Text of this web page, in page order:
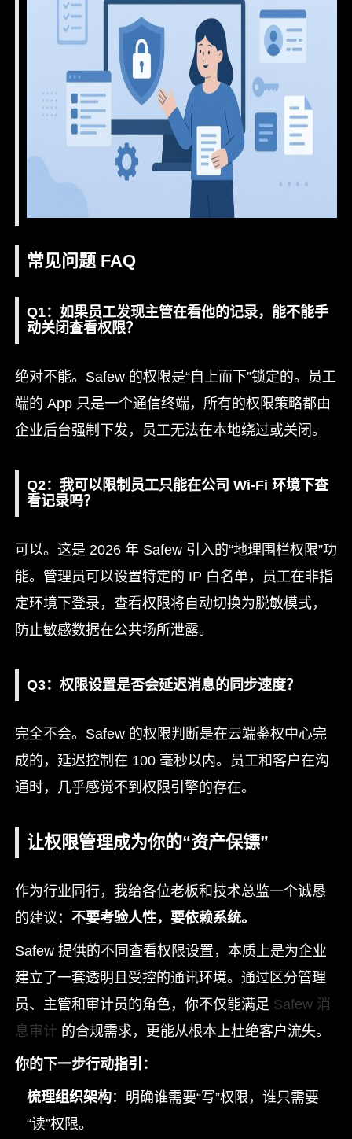
常见问题 FAQ
Q1：如果员工发现主管在看他的记录，能不能手
动关闭查看权限？
绝对不能。Safew 的权限是“自上而下”锁定的。员工
端的 App 只是一个通信终端，所有的权限策略都由
企业后台强制下发，员工无法在本地绕过或关闭。
Q2：我可以限制员工只能在公司 Wi-Fi 环境下查
看记录吗？
可以。这是 2026 年 Safew 引入的“地理围栏权限”功
能。管理员可以设置特定的 IP 白名单，员工在非指
定环境下登录，查看权限将自动切换为脱敏模式，
防止敏感数据在公共场所泄露。
Q3：权限设置是否会延迟消息的同步速度？
完全不会。Safew 的权限判断是在云端鉴权中心完
成的，延迟控制在 100 毫秒以内。员工和客户在沟
通时，几乎感觉不到权限引擎的存在。
让权限管理成为你的“资产保镖”
作为行业同行，我给各位老板和技术总监一个诚恳
的建议： 不要考验人性，要依赖系统。
Safew 提供的不同查看权限设置，本质上是为企业
建立了一套透明且受控的通讯环境。通过区分管理
员、主管和审计员的角色，你不仅能满足 Safew 消
息审计 的合规需求，更能从根本上杜绝客户流失。
你的下一步行动指引：
梳理组织架构：明确谁需要“写”权限，谁只需要
“读”权限。